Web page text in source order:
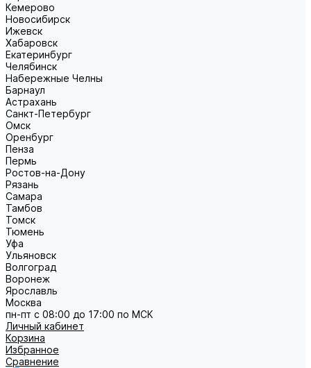
Кемерово
Новосибирск
Ижевск
Хабаровск
Екатеринбург
Челябинск
Набережные Челны
Барнаул
Астрахань
Санкт-Петербург
Омск
Оренбург
Пенза
Пермь
Ростов-на-Дону
Рязань
Самара
Тамбов
Томск
Тюмень
Уфа
Ульяновск
Волгоград
Воронеж
Ярославль
Москва
пн-пт с 08:00 до 17:00 по МСК
Личный кабинет
Корзина
Избранное
Сравнение